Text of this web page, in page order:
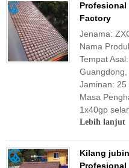
Profesional
Factory
Jenama:
Nama
Tempat
Guangdong,
Jaminan: 25
Masa
1x40gp
Lebih lanjut
Kilang
Profesional